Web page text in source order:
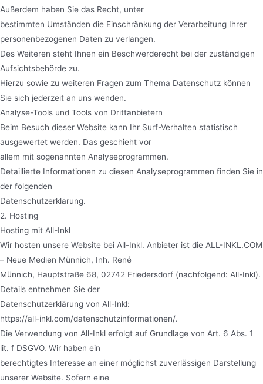
Außerdem haben Sie das Recht, unter
bestimmten Umständen die Einschränkung der Verarbeitung Ihrer
personenbezogenen Daten zu verlangen.
Des Weiteren steht Ihnen ein Beschwerderecht bei der zuständigen
Aufsichtsbehörde zu.
Hierzu sowie zu weiteren Fragen zum Thema Datenschutz können
Sie sich jederzeit an uns wenden.
Analyse-Tools und Tools von Drittanbietern
Beim Besuch dieser Website kann Ihr Surf-Verhalten statistisch
ausgewertet werden. Das geschieht vor
allem mit sogenannten Analyseprogrammen.
Detaillierte Informationen zu diesen Analyseprogrammen finden Sie in
der folgenden
Datenschutzerklärung.
2. Hosting
Hosting mit All-Inkl
Wir hosten unsere Website bei All-Inkl. Anbieter ist die ALL-INKL.COM
– Neue Medien Münnich, Inh. René
Münnich, Hauptstraße 68, 02742 Friedersdorf (nachfolgend: All-Inkl).
Details entnehmen Sie der
Datenschutzerklärung von All-Inkl:
https://all-inkl.com/datenschutzinformationen/.
Die Verwendung von All-Inkl erfolgt auf Grundlage von Art. 6 Abs. 1
lit. f DSGVO. Wir haben ein
berechtigtes Interesse an einer möglichst zuverlässigen Darstellung
unserer Website. Sofern eine